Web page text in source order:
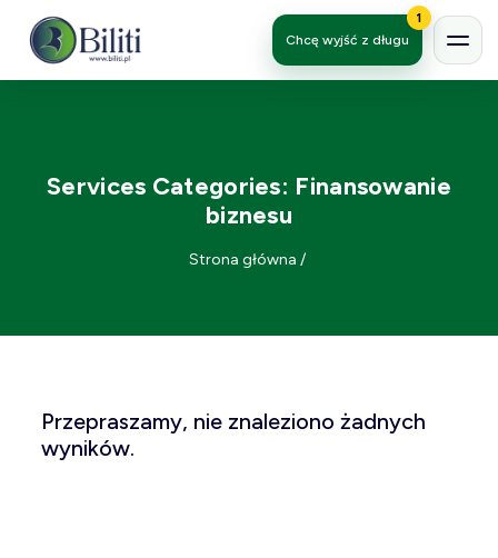
Chcę wyjść z długu
1
Services Categories: Finansowanie
biznesu
Strona główna /
Przepraszamy, nie znaleziono żadnych
wyników.